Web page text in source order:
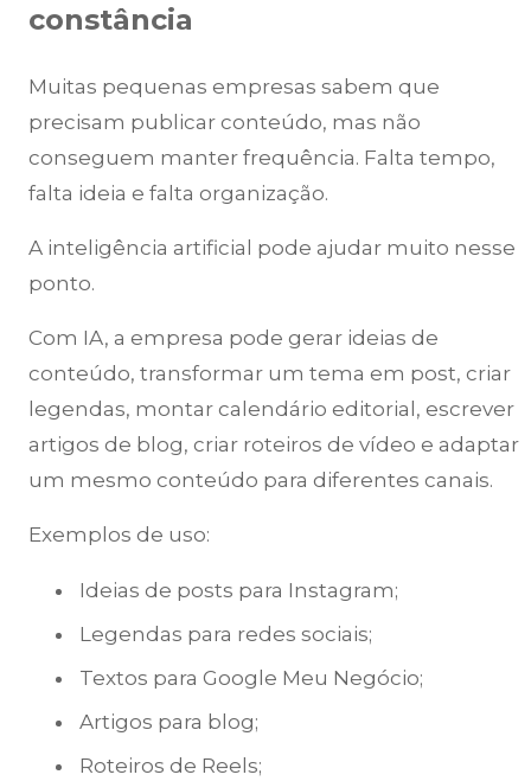
constância
Muitas pequenas empresas sabem que
precisam publicar conteúdo, mas não
conseguem manter frequência. Falta tempo,
falta ideia e falta organização.
A inteligência artificial pode ajudar muito nesse
ponto.
Com IA, a empresa pode gerar ideias de
conteúdo, transformar um tema em post, criar
legendas, montar calendário editorial, escrever
artigos de blog, criar roteiros de vídeo e adaptar
um mesmo conteúdo para diferentes canais.
Exemplos de uso:
Ideias de posts para Instagram;
Legendas para redes sociais;
Textos para Google Meu Negócio;
Artigos para blog;
Roteiros de Reels;